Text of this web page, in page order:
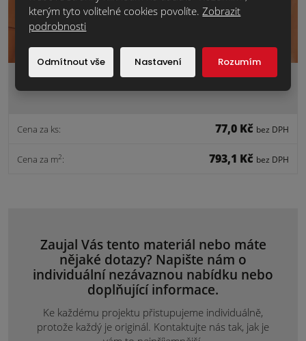
PÁLENÁ STŘEŠNÍ TAŠKA Flandern.červená.základní
Cena za ks: 77,0 Kč bez DPH
Cena za m2: 793,1 Kč bez DPH
Zaujal Vás tento materiál nebo máte
nějaké dotazy? Napište nám o
individuální nezávaznou nabídku nebo
doplňující informace.
Ke každému projektu přistupujeme individuálně,
protože každý je originál. Kontaktujte nás tak, jak je
kterým tyto volitelné cookies povolíte.Zobrazit
podrobnosti
Odmítnout vše Nastavení Rozumím